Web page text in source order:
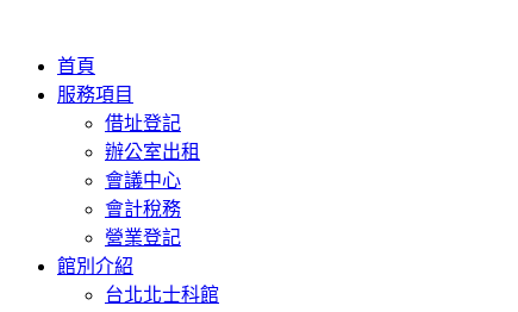
首頁
服務項目
借址登記
辦公室出租
會議中心
會計稅務
營業登記
館別介紹
台北北士科館